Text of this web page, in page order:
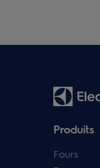
Produits
Fours